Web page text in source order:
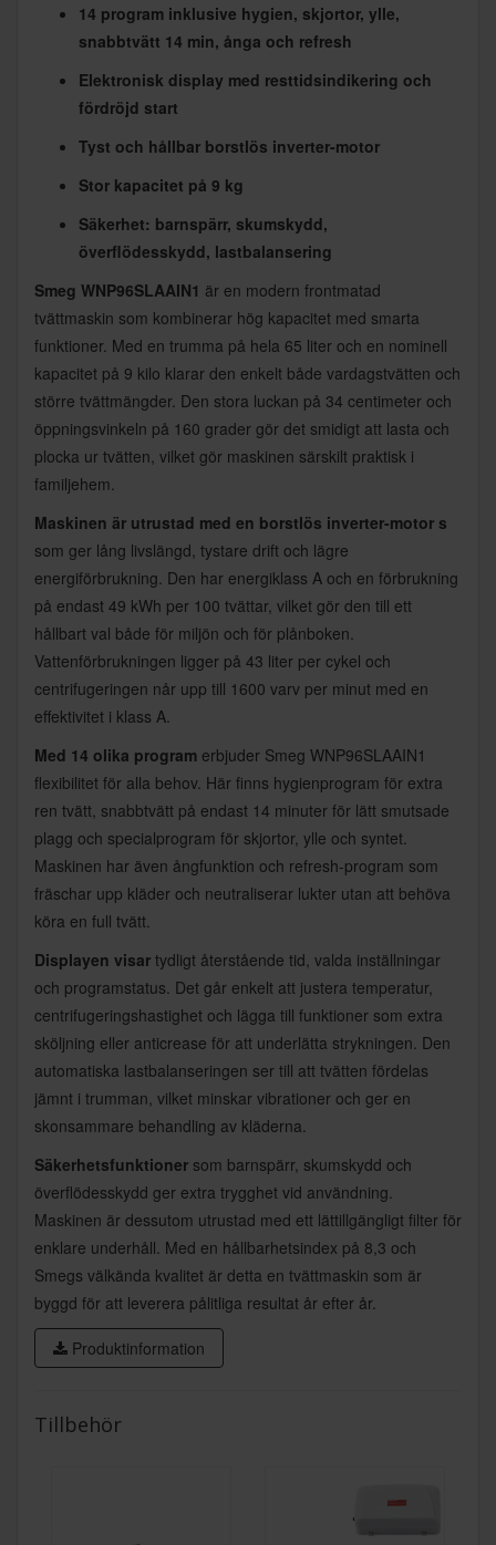
14 program inklusive hygien, skjortor, ylle,
snabbtvätt 14 min, ånga och refresh
Elektronisk display med resttidsindikering och
fördröjd start
Tyst och hållbar borstlös inverter-motor
Stor kapacitet på 9 kg
Säkerhet: barnspärr, skumskydd,
överflödesskydd, lastbalansering
Smeg WNP96SLAAIN1 är en modern frontmatad
tvättmaskin som kombinerar hög kapacitet med smarta
funktioner. Med en trumma på hela 65 liter och en nominell
kapacitet på 9 kilo klarar den enkelt både vardagstvätten och
större tvättmängder. Den stora luckan på 34 centimeter och
öppningsvinkeln på 160 grader gör det smidigt att lasta och
plocka ur tvätten, vilket gör maskinen särskilt praktisk i
familjehem.
Maskinen är utrustad med en borstlös inverter-motor s
som ger lång livslängd, tystare drift och lägre
energiförbrukning. Den har energiklass A och en förbrukning
på endast 49 kWh per 100 tvättar, vilket gör den till ett
hållbart val både för miljön och för plånboken.
Vattenförbrukningen ligger på 43 liter per cykel och
centrifugeringen når upp till 1600 varv per minut med en
effektivitet i klass A.
Med 14 olika program erbjuder Smeg WNP96SLAAIN1
flexibilitet för alla behov. Här finns hygienprogram för extra
ren tvätt, snabbtvätt på endast 14 minuter för lätt smutsade
plagg och specialprogram för skjortor, ylle och syntet.
Maskinen har även ångfunktion och refresh-program som
fräschar upp kläder och neutraliserar lukter utan att behöva
köra en full tvätt.
Displayen visar tydligt återstående tid, valda inställningar
och programstatus. Det går enkelt att justera temperatur,
centrifugeringshastighet och lägga till funktioner som extra
sköljning eller anticrease för att underlätta strykningen. Den
automatiska lastbalanseringen ser till att tvätten fördelas
jämnt i trumman, vilket minskar vibrationer och ger en
skonsammare behandling av kläderna.
Säkerhetsfunktioner som barnspärr, skumskydd och
överflödesskydd ger extra trygghet vid användning.
Maskinen är dessutom utrustad med ett lättillgängligt filter för
enklare underhåll. Med en hållbarhetsindex på 8,3 och
Smegs välkända kvalitet är detta en tvättmaskin som är
byggd för att leverera pålitliga resultat år efter år.
Produktinformation
Tillbehör